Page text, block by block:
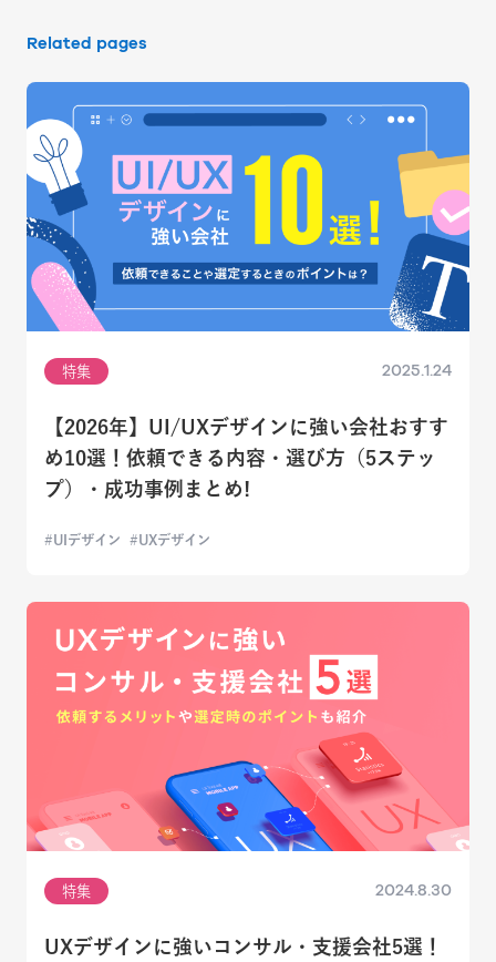
Related pages
特集 2025.1.24
【2026年】UI/UXデザインに強い会社おすす
め10選！依頼できる内容・選び方（5ステッ
プ）・成功事例まとめ!
UIデザイン UXデザイン
特集 2024.8.30
UXデザインに強いコンサル・支援会社5選！